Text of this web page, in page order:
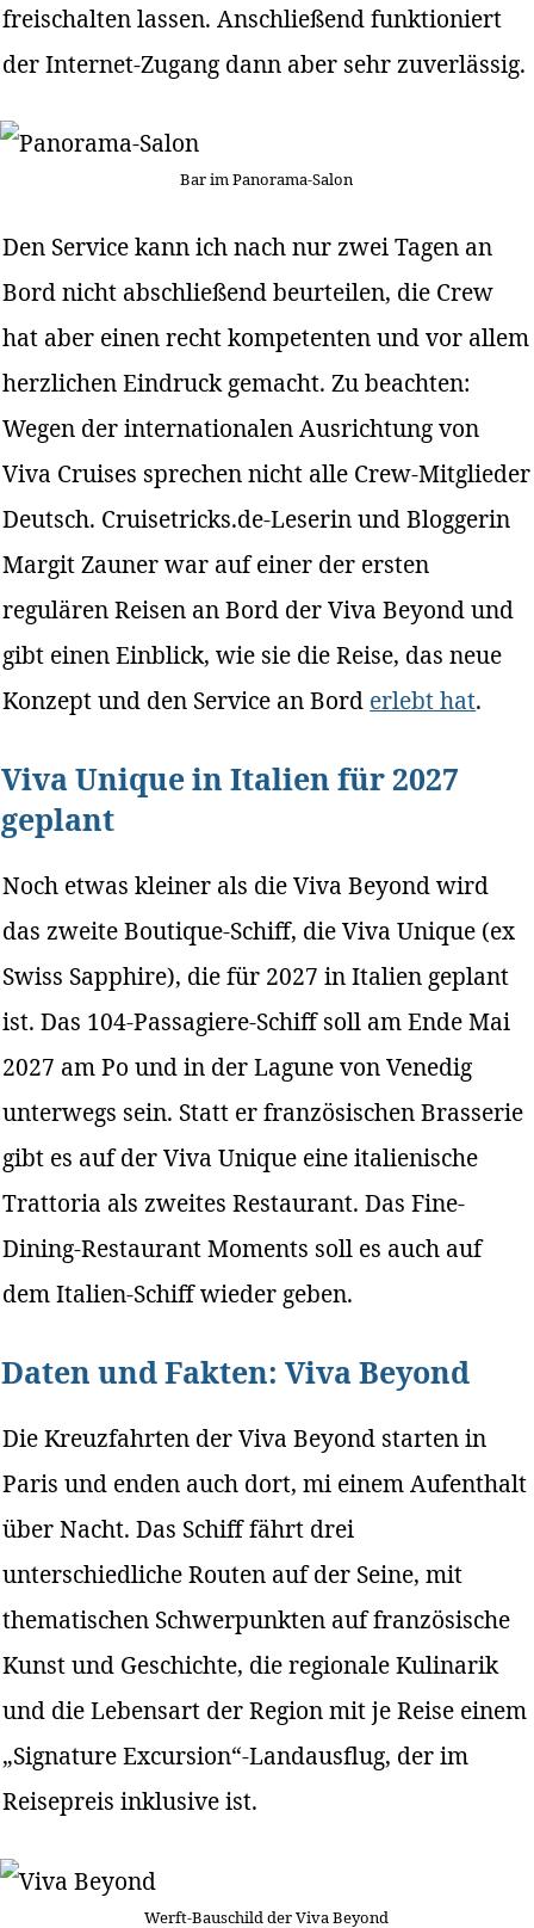
freischalten lassen. Anschließend funktioniert
der Internet-Zugang dann aber sehr zuverlässig.
Bar im Panorama-Salon
Den Service kann ich nach nur zwei Tagen an
Bord nicht abschließend beurteilen, die Crew
hat aber einen recht kompetenten und vor allem
herzlichen Eindruck gemacht. Zu beachten:
Wegen der internationalen Ausrichtung von
Viva Cruises sprechen nicht alle Crew-Mitglieder
Deutsch. Cruisetricks.de-Leserin und Bloggerin
Margit Zauner war auf einer der ersten
regulären Reisen an Bord der Viva Beyond und
gibt einen Einblick, wie sie die Reise, das neue
Konzept und den Service an Bord erlebt hat.
Viva Unique in Italien für 2027
geplant
Noch etwas kleiner als die Viva Beyond wird
das zweite Boutique-Schiff, die Viva Unique (ex
Swiss Sapphire), die für 2027 in Italien geplant
ist. Das 104-Passagiere-Schiff soll am Ende Mai
2027 am Po und in der Lagune von Venedig
unterwegs sein. Statt er französischen Brasserie
gibt es auf der Viva Unique eine italienische
Trattoria als zweites Restaurant. Das Fine-
Dining-Restaurant Moments soll es auch auf
dem Italien-Schiff wieder geben.
Daten und Fakten: Viva Beyond
Die Kreuzfahrten der Viva Beyond starten in
Paris und enden auch dort, mi einem Aufenthalt
über Nacht. Das Schiff fährt drei
unterschiedliche Routen auf der Seine, mit
thematischen Schwerpunkten auf französische
Kunst und Geschichte, die regionale Kulinarik
und die Lebensart der Region mit je Reise einem
„Signature Excursion“-Landausflug, der im
Reisepreis inklusive ist.
Werft-Bauschild der Viva Beyond